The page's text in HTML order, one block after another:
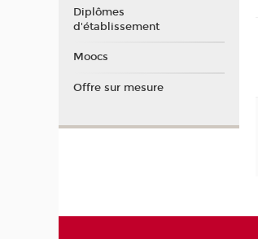
Diplômes
d'établissement
Moocs
Offre sur mesure